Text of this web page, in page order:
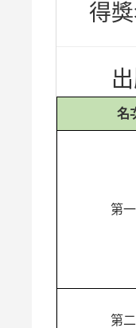
得
名
第
第